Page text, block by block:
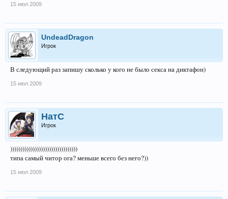
15 июл 2009
UndeadDragon
Игрок
В следующий раз запишу сколько у кого не было секса на диктафон)
15 июл 2009
НатС
Игрок
)))))))))))))))))))))))))))))))))
типа самый читор ога? меньше всего без него?))
15 июл 2009